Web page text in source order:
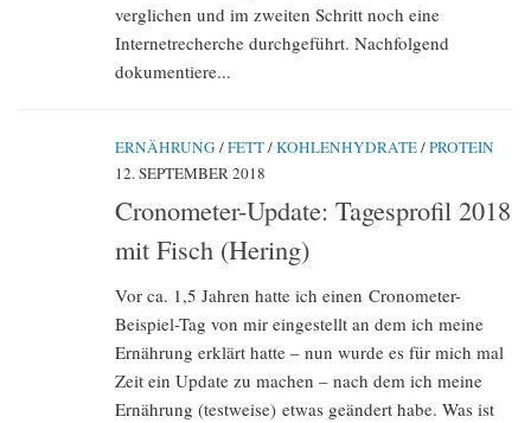
verglichen und im zweiten Schritt noch eine
Internetrecherche durchgeführt. Nachfolgend
dokumentiere...
ERNÄHRUNG /FETT/KOHLENHYDRATE/PROTEIN
12. SEPTEMBER 2018
Cronometer-Update: Tagesprofil 2018
mit Fisch (Hering)
Vor ca. 1,5 Jahren hatte ich einen Cronometer-
Beispiel-Tag von mir eingestellt an dem ich meine
Ernährung erklärt hatte – nun wurde es für mich mal
Zeit ein Update zu machen – nach dem ich meine
Ernährung (testweise) etwas geändert habe. Was ist